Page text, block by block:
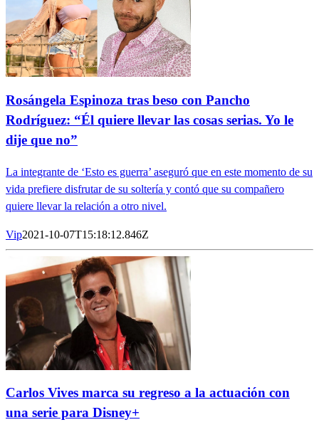
Rosángela Espinoza tras beso con Pancho
Rodríguez: “Él quiere llevar las cosas serias. Yo le
dije que no”
La integrante de ‘Esto es guerra’ aseguró que en este momento de su
vida prefiere disfrutar de su soltería y contó que su compañero
quiere llevar la relación a otro nivel.
Vip2021-10-07T15:18:12.846Z
Carlos Vives marca su regreso a la actuación con
una serie para Disney+